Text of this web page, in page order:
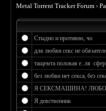
Metal Torrent Tracker Forum ›
Стыдно и противно, чо
для любви секс не
тащемта половая е..ля
без любви нет секса, без
Я СЕКСМАШИНА!
Я девственник